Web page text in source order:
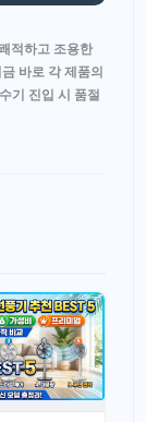
적하고 조용한
바로 각 제품의
기 진입 시 품절